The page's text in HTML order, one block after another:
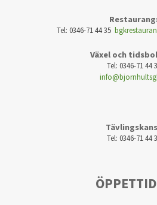
Restaurang:
Tel: 0346-71 44 35
Växel och
Tel: 0346-71 44
Tel: 0346-71 44